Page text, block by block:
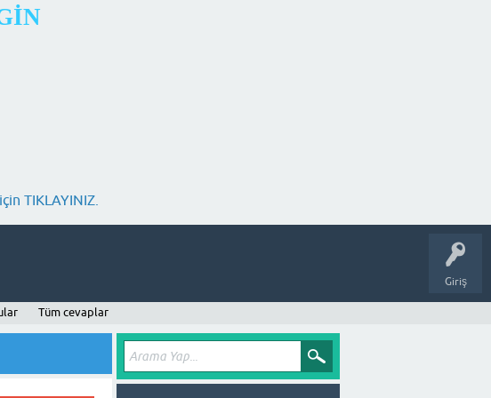
TIKLAYINIZ.
Giriş
Tüm cevaplar